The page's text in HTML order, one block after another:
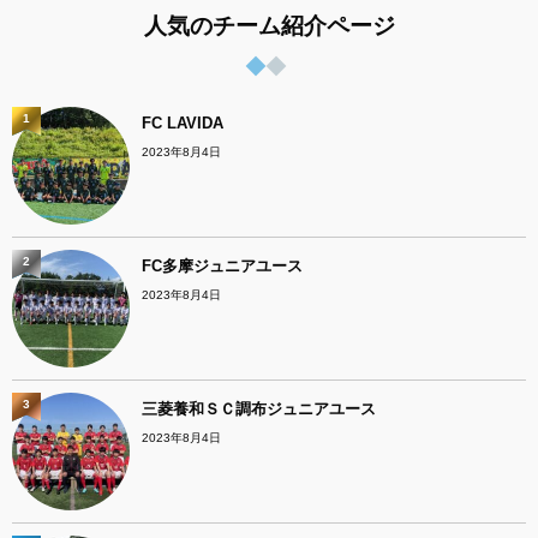
人気のチーム紹介ページ
FC LAVIDA
2023年8月4日
1
FC多摩ジュニアユース
2023年8月4日
2
三菱養和ＳＣ調布ジュニアユース
2023年8月4日
3